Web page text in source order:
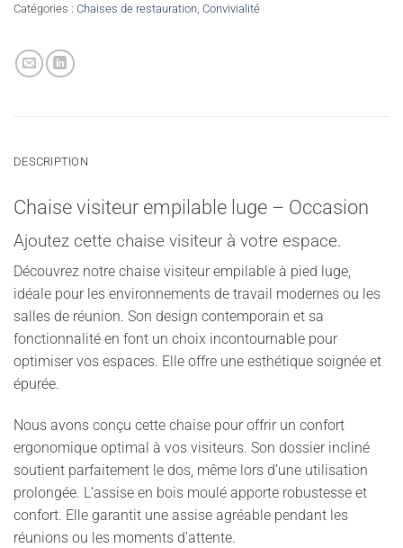
Catégories : Chaises de restauration Convivialité
DESCRIPTION
Chaise visiteur empilable luge – Occasion
Ajoutez cette chaise visiteur à votre espace.
Découvrez notre chaise visiteur empilable à pied luge,
idéale pour les environnements de travail modernes ou les
salles de réunion. Son design contemporain et sa
fonctionnalité en font un choix incontournable pour
optimiser vos espaces. Elle offre une esthétique soignée et
épurée.
Nous avons conçu cette chaise pour offrir un confort
ergonomique optimal à vos visiteurs. Son dossier incliné
soutient parfaitement le dos, même lors d’une utilisation
prolongée. L’assise en bois moulé apporte robustesse et
confort. Elle garantit une assise agréable pendant les
réunions ou les moments d’attente.